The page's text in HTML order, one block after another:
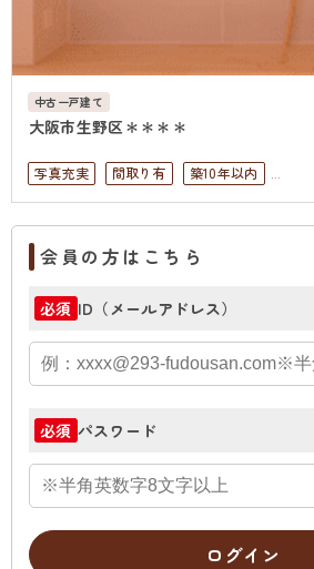
中古一戸建て
大阪市生野区＊＊＊＊
写真充実 間取り有
築10年以内
ペット可
駐車場１台無料 上下水道完備
会員の方はこちら
必須 ID（メールアドレス）
必須 パスワード
ログイン